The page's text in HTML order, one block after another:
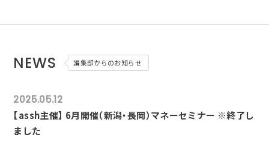
NEWS 編集部からのお知らせ
2025.05.12
【assh主催】 6月開催（新潟・長岡）マネーセミナー ※終了し
ました